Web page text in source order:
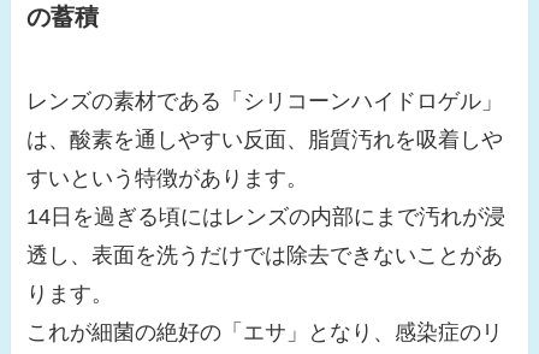
の蓄積
レンズの素材である「シリコーンハイドロゲル」
は、酸素を通しやすい反面、脂質汚れを吸着しや
すいという特徴があります。
14日を過ぎる頃にはレンズの内部にまで汚れが浸
透し、表面を洗うだけでは除去できないことがあ
ります。
これが細菌の絶好の「エサ」となり、感染症のリ